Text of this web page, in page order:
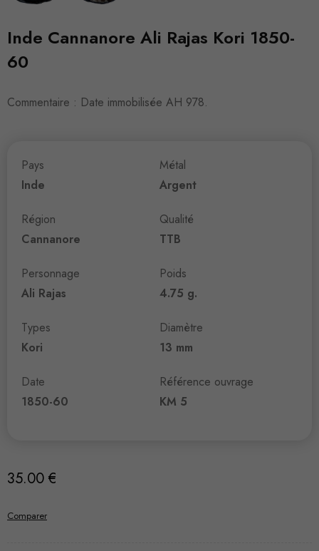
Inde Cannanore Ali Rajas Kori 1850-
60
Commentaire : Date immobilisée AH 978.
Pays
Inde
Région
Cannanore
Personnage
Ali Rajas
Types
Kori
Date
1850-60
Métal
Argent
Qualité
TTB
Poids
4.75 g.
Diamètre
13 mm
Référence ouvrage
KM 5
35.00 €
Comparer